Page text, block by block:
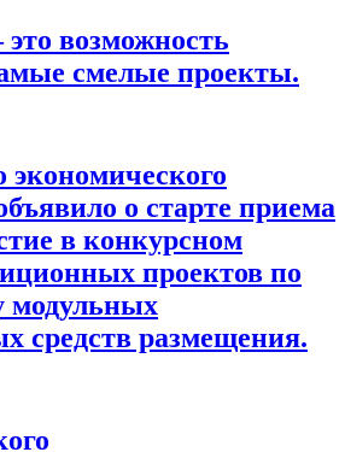
это возможность
смелые проекты.
о старте приема
в конкурсном
проектов по
модульных
средств размещения.